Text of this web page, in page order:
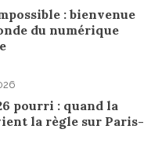
: bienvenue
du numérique
pourri : quand la
la règle sur Paris-